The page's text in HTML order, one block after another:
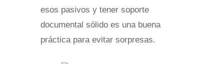
esos pasivos y tener soporte
documental sólido es una buena
práctica para evitar sorpresas.